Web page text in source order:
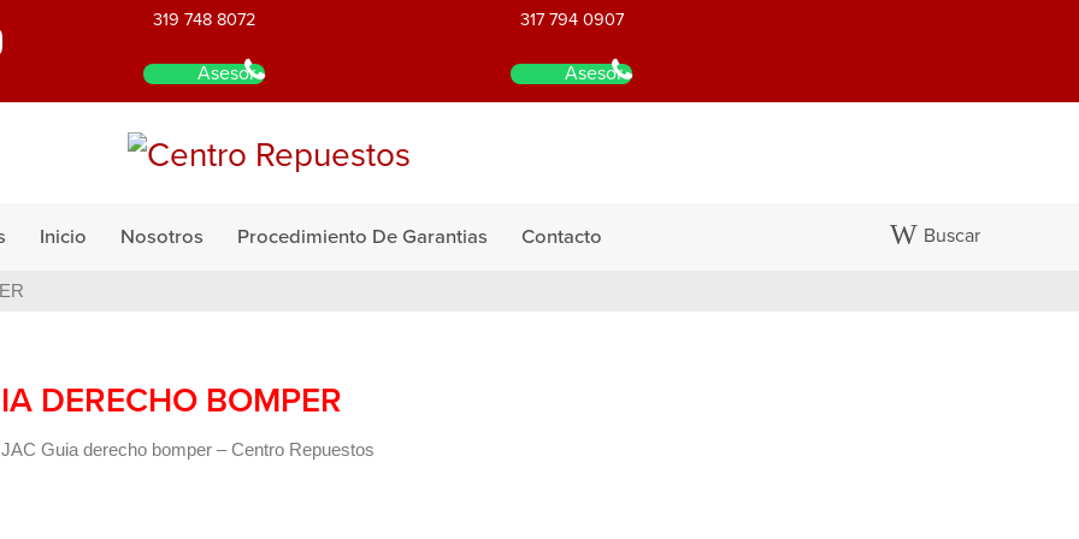
319 748 8072
Asesor
317 794 0907
Asesor
Inicio Nosotros Procedimiento De Garantias Contacto Buscar
DERECHO BOMPER
Guia derecho bomper – Centro Repuestos